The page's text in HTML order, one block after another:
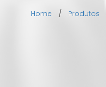
Home / Produtos